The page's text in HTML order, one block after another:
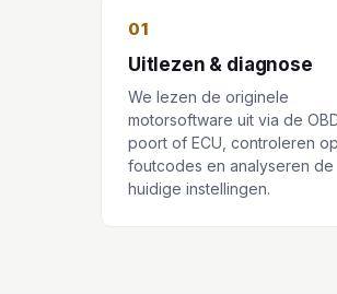
01
Uitlezen & diagnose
We lezen de originele
motorsoftware uit via de
poort of ECU, controleren op
foutcodes en analyseren de
huidige instellingen.